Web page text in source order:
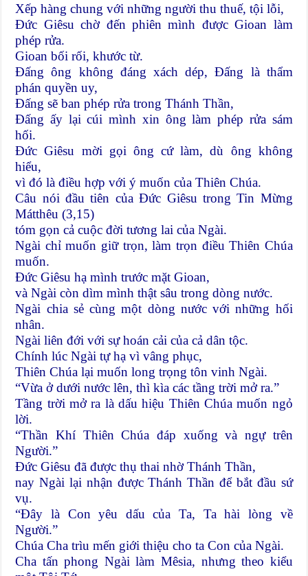
Xếp hàng chung với những người thu thuế, tội lỗi,
Ðức Giêsu chờ đến phiên mình được Gioan làm
phép rửa.
Gioan bối rối, khước từ.
Ðấng ông không đáng xách dép, Ðấng là thẩm
phán quyền uy,
Ðấng sẽ ban phép rửa trong Thánh Thần,
Ðấng ấy lại cúi mình xin ông làm phép rửa sám
hối.
Ðức Giêsu mời gọi ông cứ làm, dù ông không
hiểu,
vì đó là điều hợp với ý muốn của Thiên Chúa.
Câu nói đầu tiên của Ðức Giêsu trong Tin Mừng
Mátthêu (3,15)
tóm gọn cả cuộc đời tương lai của Ngài.
Ngài chỉ muốn giữ trọn, làm trọn điều Thiên Chúa
muốn.
Ðức Giêsu hạ mình trước mặt Gioan,
và Ngài còn dìm mình thật sâu trong dòng nước.
Ngài chia sẻ cùng một dòng nước với những hối
nhân.
Ngài liên đới với sự hoán cải của cả dân tộc.
Chính lúc Ngài tự hạ vì vâng phục,
Thiên Chúa lại muốn long trọng tôn vinh Ngài.
“Vừa ở dưới nước lên, thì kìa các tầng trời mở ra.”
Tầng trời mở ra là dấu hiệu Thiên Chúa muốn ngỏ
lời.
“Thần Khí Thiên Chúa đáp xuống và ngự trên
Người.”
Ðức Giêsu đã được thụ thai nhờ Thánh Thần,
nay Ngài lại nhận được Thánh Thần để bắt đầu sứ
vụ.
“Ðây là Con yêu dấu của Ta, Ta hài lòng về
Người.”
Chúa Cha trìu mến giới thiệu cho ta Con của Ngài.
Cha tấn phong Ngài làm Mêsia, nhưng theo kiểu